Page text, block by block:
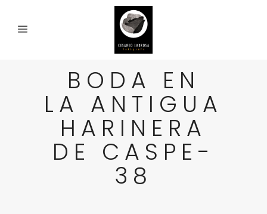
BODA EN
LA ANTIGUA
HARINERA
DE CASPE-
38